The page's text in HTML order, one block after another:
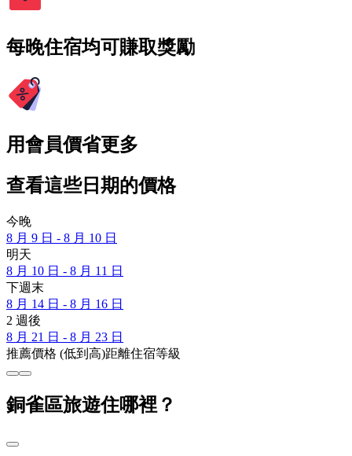
每晚住宿均可賺取獎勵
用會員價省更多
查看這些日期的價格
今晚
8 月 9 日 - 8 月 10 日
明天
8 月 10 日 - 8 月 11 日
下週末
8 月 14 日 - 8 月 16 日
2 週後
8 月 21 日 - 8 月 23 日
推薦價格 (低到高)距離住宿等級
銅雀區旅遊住哪裡？